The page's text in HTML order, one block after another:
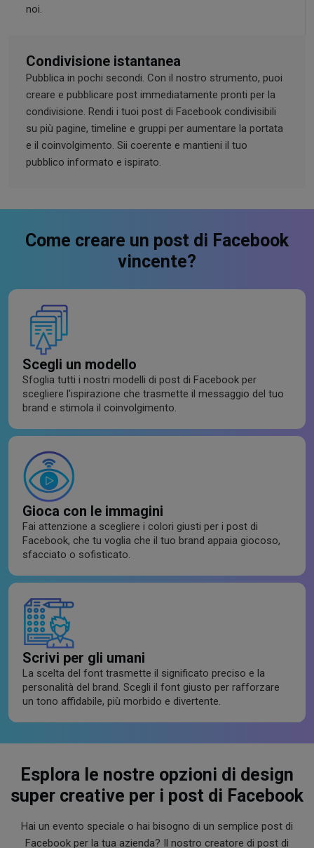
noi.
Condivisione istantanea
Pubblica in pochi secondi. Con il nostro strumento, puoi
creare e pubblicare post immediatamente pronti per la
condivisione. Rendi i tuoi post di Facebook condivisibili
su più pagine, timeline e gruppi per aumentare la portata
e il coinvolgimento. Sii coerente e mantieni il tuo
pubblico informato e ispirato.
Come creare un post di Facebook
vincente?
Scegli un modello
Sfoglia tutti i nostri modelli di post di Facebook per
scegliere l'ispirazione che trasmette il messaggio del tuo
brand e stimola il coinvolgimento.
Gioca con le immagini
Fai attenzione a scegliere i colori giusti per i post di
Facebook, che tu voglia che il tuo brand appaia giocoso,
sfacciato o sofisticato.
Scrivi per gli umani
La scelta del font trasmette il significato preciso e la
personalità del brand. Scegli il font giusto per rafforzare
un tono affidabile, più morbido e divertente.
Esplora le nostre opzioni di design
super creative per i post di Facebook
Hai un evento speciale o hai bisogno di un semplice post di
Facebook per la tua azienda? Il nostro creatore di post di